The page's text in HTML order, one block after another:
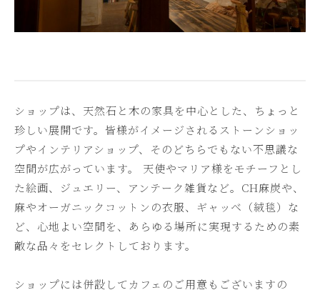
ショップは、天然石と木の家具を中心とした、ちょっと
珍しい展開です。皆様がイメージされるストーンショッ
プやインテリアショップ、そのどちらでもない不思議な
空間が広がっています。 天使やマリア様をモチーフとし
た絵画、ジュエリー、アンテーク雑貨など。CH麻炭や、
麻やオーガニックコットンの衣服、ギャッベ（絨毯）な
ど、心地よい空間を、あらゆる場所に実現するための素
敵な品々をセレクトしております。
ショップには併設してカフェのご用意もございますの